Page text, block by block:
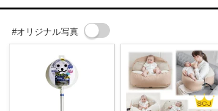
#オリジナル写真